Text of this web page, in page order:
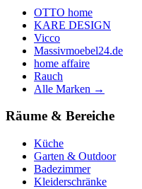
OTTO home
KARE DESIGN
Vicco
Massivmoebel24.de
home affaire
Rauch
Alle Marken →
Räume & Bereiche
Küche
Garten & Outdoor
Badezimmer
Kleiderschränke